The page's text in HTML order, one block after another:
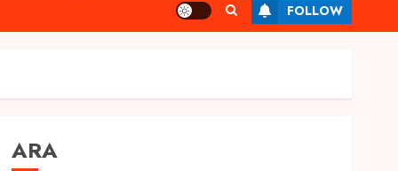
FOLLOW
ARA